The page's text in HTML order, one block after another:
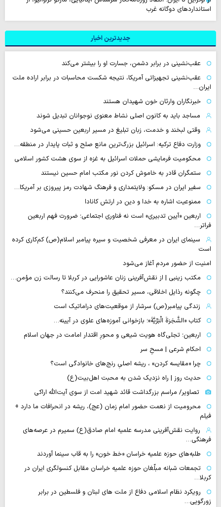
استانداردهای دوگانه غرب
جدیدترین اخبار
عقب‌نشینی در برابر دشمن، جسارت او را بیشتر می‌کند
عقب‌نشینی تجهیزاتی آمریکا، نتیجه شکست محاسبات در برابر اراده ملت
ایران…
خبرنگاران وارثان خون شهیدان هستند
مساجد باید به کانون اصلی نشاط معنوی نوجوانان تبدیل شوند
وقتی لبخند و خدمت، زبان تبلیغ در مسیر اربعین حسینی می‌شود
وزارت دفاع ترکیه: اسرائیل بزرگ‌ترین مانع صلح و ثبات پایدار در منطقه…
محکومیت فرمایشی حملات اسرائیل به غزه از سوی هشت کشور اسلامی
ستمگران قادر به خاموش کردن نور مکتب امام حسین نیستند
سفیر ایران در مسکو: ولایتمداری و فرهنگ شهادت رمز پیروزی بر آمریکا…
ممنوعیت اشاره به خدا و دین در ارتش کانادا
اربعین «آیین تدبیری» است نه فناوری اجتماعی؛ ضرورت فهم اربعین
فراتر…
سینمای ایران در معرفی شخصیت و سیره پیامبر اسلام(ص) کم‌کاری کرده
است
امنیت از حضور مردم آغاز می‌شود
مکتب زینبی | از نقش‌آفرینی زنان عاشورایی در کربلا تا رسالت زن مؤمن…
چگونه رذایل اخلاقی، مسیر تحقیق را منحرف می‌کنند؟
زندگی پیامبر(ص) سرشار از موقعیت‌های دراماتیک است
کتاب «الشَّجَرَةَ الْبَرِّیَّةَ»؛ بازخوانی آموزه‌های علوی در آیینه…
اربعین؛ تجلی‌گاه هویت شیعی و محورِ اقتدار امامت در جهان اسلام
احکام شرعی | مسحِ سر
چرا «مقایسه کردن» ، ریشه اصلیِ رنج‌های خانوادگی است؟
حدیث روز | راه نزدیک شدن به محبت اهل‌بیت(ع)
تصاویر/ مراسم بزرگداشت قائد شهید امت از سوی آیت‌الله اراکی
محرومیت از نعمت حضور امام زمان (عج)، ریشه در انحرافات ما دارد +
فیلم
روایت نقش‌آفرینی مدرسه علمیه امام صادق(ع) سمیرم در عرصه‌های
فرهنگی…
طلبه‌های حوزه علمیه خراسان «خط خون» را به قاب سینما آوردند
تجمعات شبانه مبلّغان حوزه علمیه خراسان مقابل کنسولگری ایران در
کربلا…
رویکرد نظام اسلامی دفاع از ملت های لبنان و فلسطین در برابر
زورگویی…